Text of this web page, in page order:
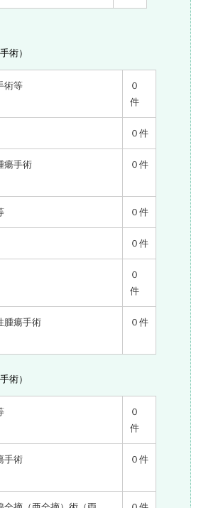
術）
形成手術等
０
件
０件
瘍手術
０件
０件
０件
０
件
腫瘍手術
０件
術）
０
件
手術
０件